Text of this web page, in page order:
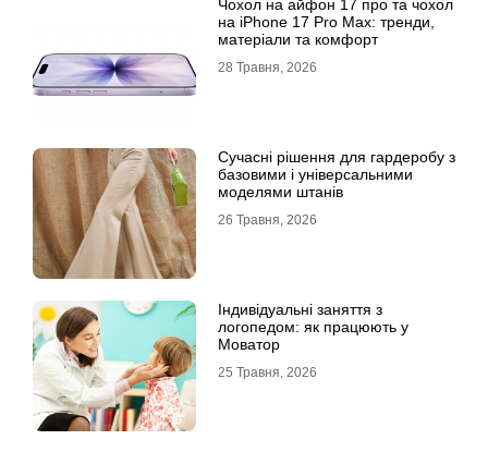
Чохол на айфон 17 про та чохол
на iPhone 17 Pro Max: тренди,
матеріали та комфорт
28 Травня, 2026
Сучасні рішення для гардеробу з
базовими і універсальними
моделями штанів
26 Травня, 2026
Індивідуальні заняття з
логопедом: як працюють у
Моватор
25 Травня, 2026